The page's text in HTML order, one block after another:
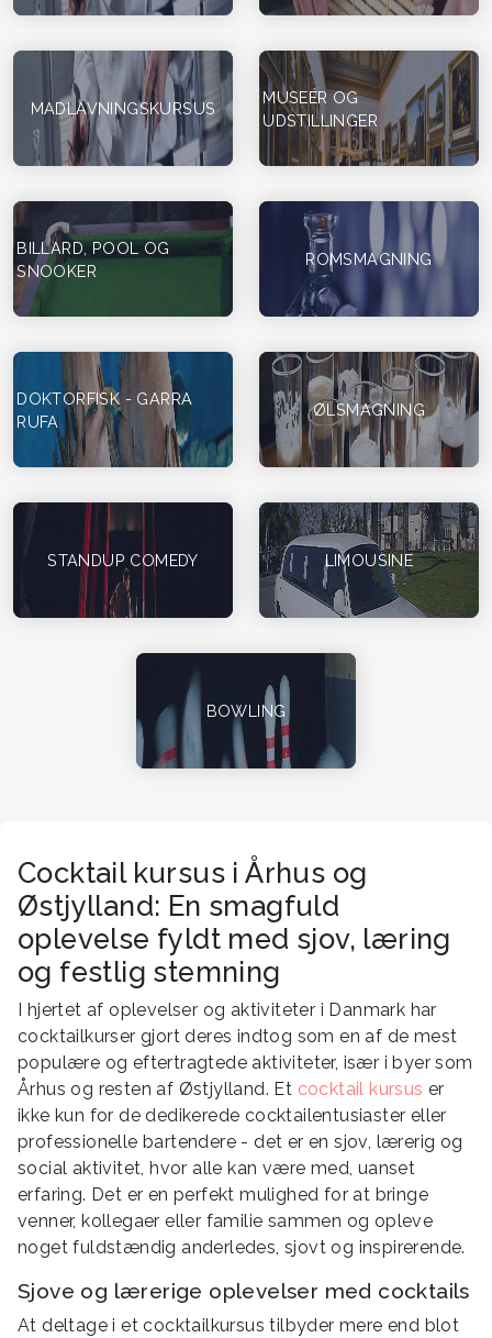
MADLAVNINGSKURSUS
MUSEÉR OG
UDSTILLINGER
BILLARD, POOL OG
SNOOKER
ROMSMAGNING
DOKTORFISK - GARRA
RUFA
ØLSMAGNING
STANDUP COMEDY LIMOUSINE
BOWLING
Cocktail kursus i Århus og
Østjylland: En smagfuld
oplevelse fyldt med sjov, læring
og festlig stemning
I hjertet af oplevelser og aktiviteter i Danmark har
cocktailkurser gjort deres indtog som en af de mest
populære og eftertragtede aktiviteter, især i byer som
Århus og resten af Østjylland. Et cocktail kursus er
ikke kun for de dedikerede cocktailentusiaster eller
professionelle bartendere - det er en sjov, lærerig og
social aktivitet, hvor alle kan være med, uanset
erfaring. Det er en perfekt mulighed for at bringe
venner, kollegaer eller familie sammen og opleve
noget fuldstændig anderledes, sjovt og inspirerende.
Sjove og lærerige oplevelser med cocktails
At deltage i et cocktailkursus tilbyder mere end blot